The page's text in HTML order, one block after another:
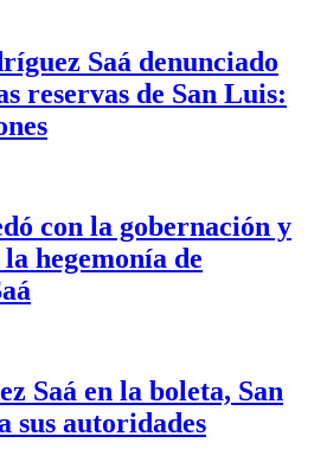
Saá denunciado
reservas de San Luis:
con la gobernación y
hegemonía de
Saá en la boleta, San
sus autoridades